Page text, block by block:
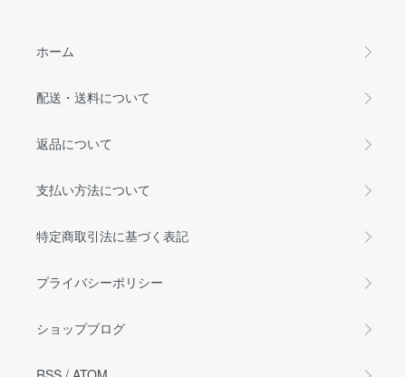
ホーム
配送・送料について
返品について
支払い方法について
特定商取引法に基づく表記
プライバシーポリシー
ショップブログ